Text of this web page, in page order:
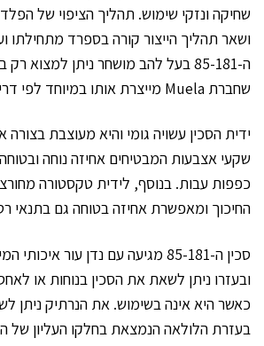
שחיקה ונזקי שימוש. תהליך הציפוי של
ושאר תהליך הייצור קורה בספרד מתחילתו
ה-85-181 בעל להב מושחר ניתן למצוא
שחברת Muela מייצרת אותו במיוחד לפי דרישה שלנו.
ידית הסכין עשויה גומי והיא מעוצבת בצורה
שקעי אצבעות המבטיחים אחיזה נוחה
כפפות עבות. בנוסף, לידית טקסטורה
החיכוך ומאפשרת אחיזה בטוחה גם בתנאי
סכין ה-85-181 מגיעה עם נדן עור
ובעזרו ניתן לשאת את הסכין בנוחות או
כאשר היא אינה בשימוש. את הנרתיק ניתן
בעזרת הלולאה הנמצאת בחלקו העליון של